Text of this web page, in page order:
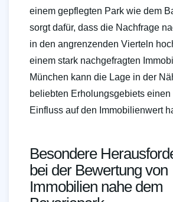
einem gepflegten Park wie dem
sorgt dafür, dass die Nachfrage
in den angrenzenden Vierteln
einem stark nachgefragten
München kann die Lage in der
beliebten Erholungsgebiets
Einfluss auf den Immobilienwert
Besondere
bei der Bewertung von
Immobilien nahe dem